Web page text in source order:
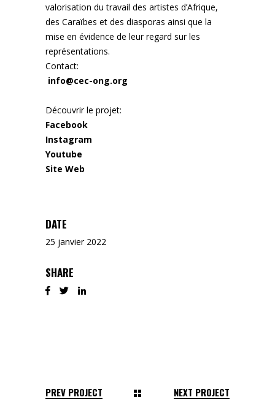
valorisation du travail des artistes d’Afrique,
des Caraïbes et des diasporas ainsi que la
mise en évidence de leur regard sur les
représentations.
Contact:
info@cec-ong.org
Découvrir le projet:
Facebook
Instagram
Youtube
Site Web
DATE
25 janvier 2022
SHARE
PREV PROJECT NEXT PROJECT